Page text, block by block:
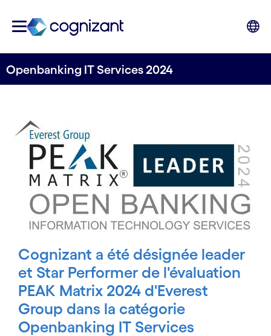
Openbanking IT Services 2024
Cognizant a été désignée leader
et Star Performer de l'évaluation
PEAK Matrix 2024 d'Everest
Group dans la catégorie
Openbanking IT Services